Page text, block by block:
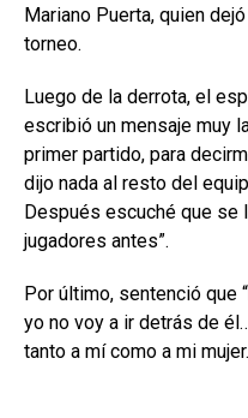
Mariano Puerta, quien
torneo.
Luego de la derrota, el
escribió un mensaje muy
primer partido, para
dijo nada al resto del
Después escuché que se
jugadores antes”.
Por último, sentenció que
yo no voy a ir detrás de
tanto a mí como a mi